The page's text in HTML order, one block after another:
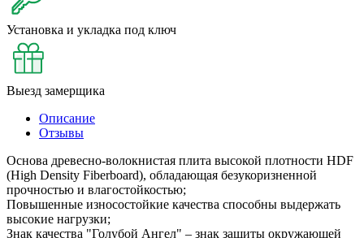
Установка и укладка под ключ
Выезд замерщика
Описание
Отзывы
Основа древесно-волокнистая плита высокой плотности HDF
(High Density Fiberboard), обладающая безукоризненной
прочностью и влагостойкостью;
Повышенные износостойкие качества способны выдержать
высокие нагрузки;
Знак качества "Голубой Ангел" – знак защиты окружающей